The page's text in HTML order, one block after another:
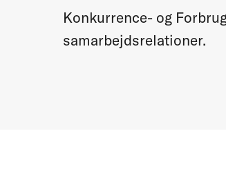
Konkurrence- og
samarbejdsrelationer.